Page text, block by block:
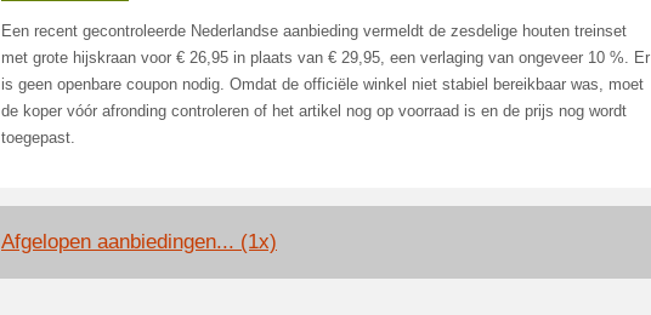
Een recent gecontroleerde Nederlandse aanbieding vermeldt de zesdelige houten treinset
met grote hijskraan voor € 26,95 in plaats van € 29,95, een verlaging van ongeveer 10 %. Er
is geen openbare coupon nodig. Omdat de officiële winkel niet stabiel bereikbaar was, moet
de koper vóór afronding controleren of het artikel nog op voorraad is en de prijs nog wordt
toegepast.
Afgelopen aanbiedingen... (1x)